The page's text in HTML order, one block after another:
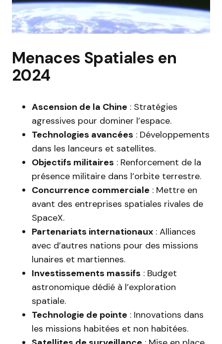
Menaces Spatiales en
2024
Ascension de la Chine : Stratégies
agressives pour dominer l’espace.
Technologies avancées : Développements
dans les lanceurs et satellites.
Objectifs militaires : Renforcement de la
présence militaire dans l’orbite terrestre.
Concurrence commerciale : Mettre en
avant des entreprises spatiales rivales de
SpaceX.
Partenariats internationaux : Alliances
avec d’autres nations pour des missions
lunaires et martiennes.
Investissements massifs : Budget
astronomique dédié à l’exploration
spatiale.
Technologie de pointe : Innovations dans
les missions habitées et non habitées.